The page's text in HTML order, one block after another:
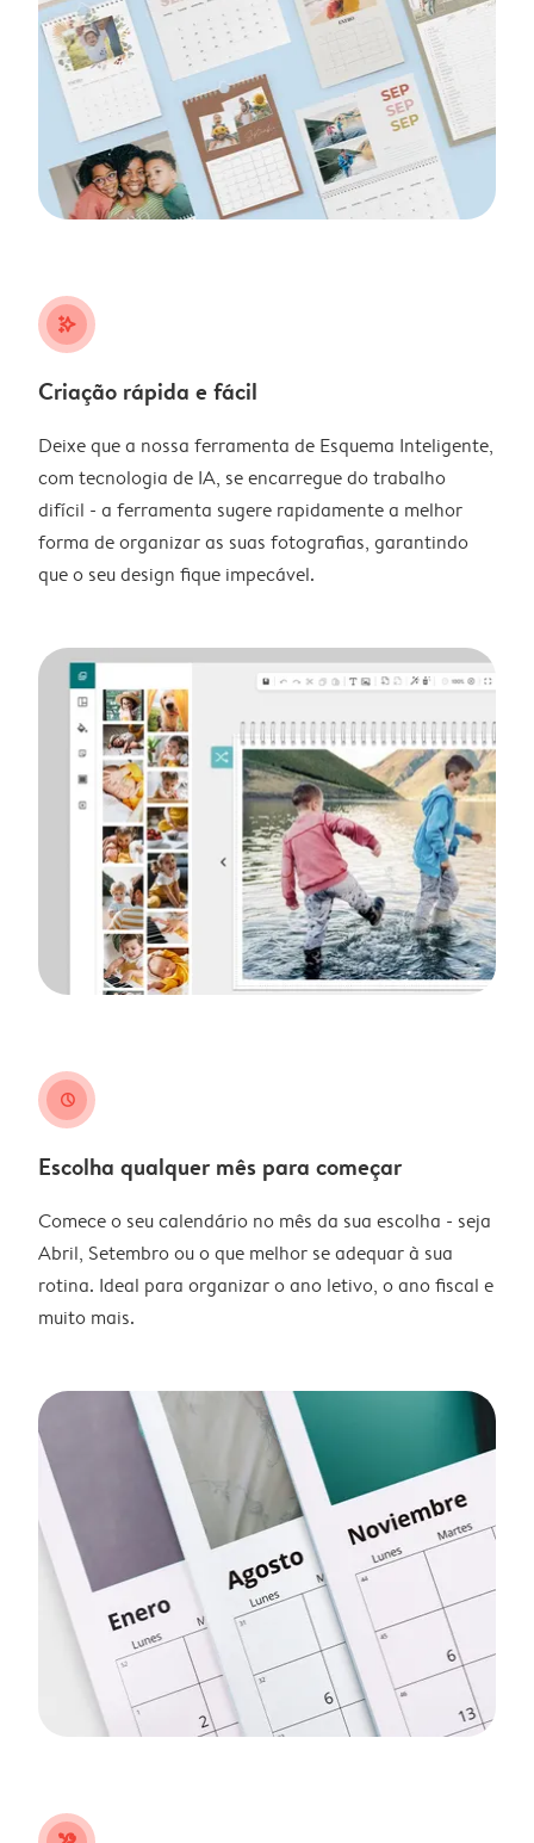
stars_plus
Criação rápida e fácil
Deixe que a nossa ferramenta de Esquema Inteligente,
com tecnologia de IA, se encarregue do trabalho
difícil - a ferramenta sugere rapidamente a melhor
forma de organizar as suas fotografias, garantindo
que o seu design fique impecável.
clock
Escolha qualquer mês para começar
Comece o seu calendário no mês da sua escolha - seja
Abril, Setembro ou o que melhor se adequar à sua
rotina. Ideal para organizar o ano letivo, o ano fiscal e
muito mais.